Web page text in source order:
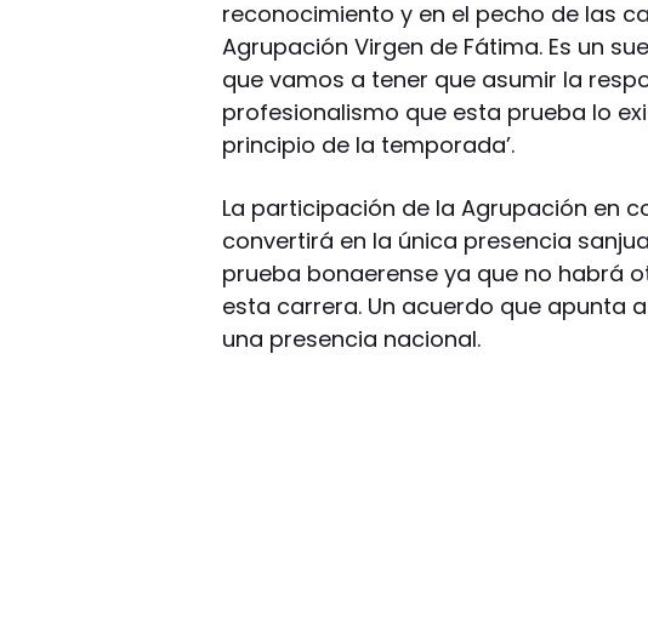
reconocimiento y en el pecho de las
Agrupación Virgen de Fátima. Es un
que vamos a tener que asumir la
profesionalismo que esta prueba lo
principio de la temporada’.
La participación de la Agrupación en
convertirá en la única presencia
prueba bonaerense ya que no habrá
esta carrera. Un acuerdo que apunta
una presencia nacional.